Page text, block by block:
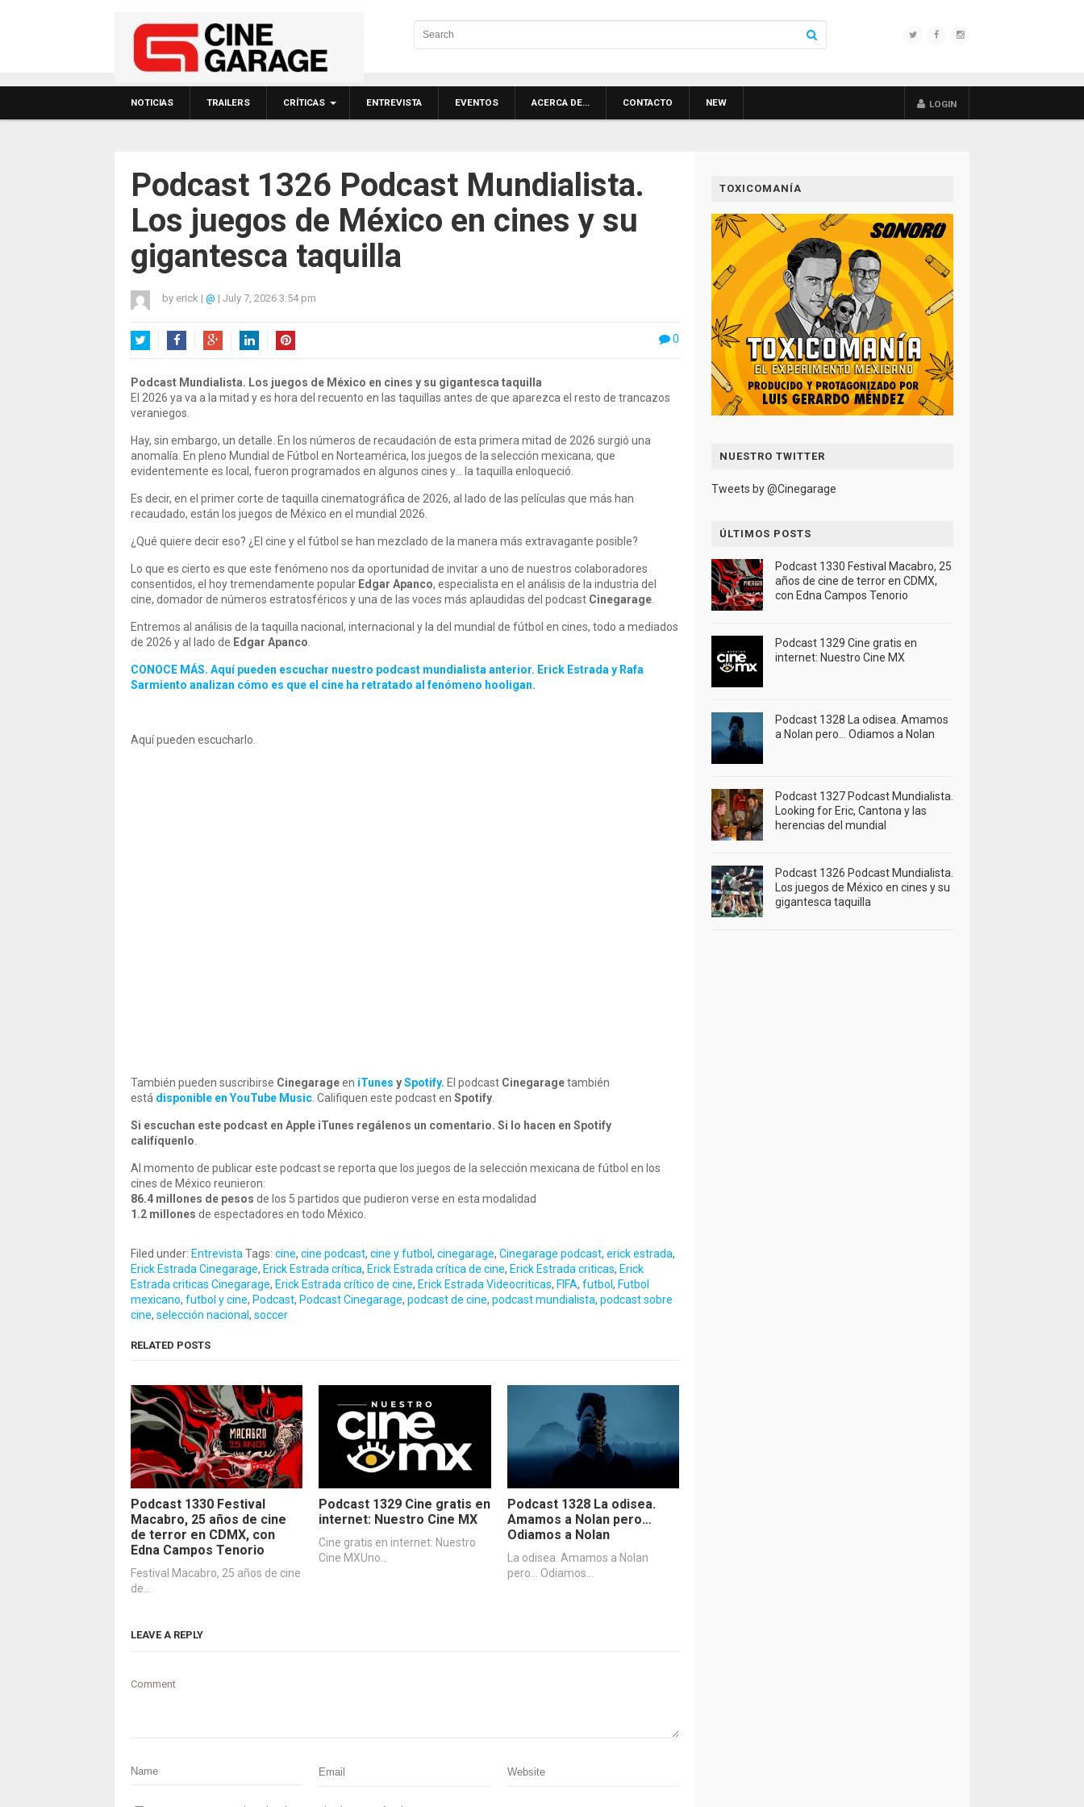
NOTICIAS TRAILERS CRÍTICAS ENTREVISTA EVENTOS ACERCA DE… CONTACTO NEW LOGIN
Podcast 1326 Podcast Mundialista.
Los juegos de México en cines y su
gigantesca taquilla
by erick | @ | July 7, 2026 3:54 pm
0
Podcast Mundialista. Los juegos de México en cines y su gigantesca taquilla
El 2026 ya va a la mitad y es hora del recuento en las taquillas antes de que aparezca el resto de trancazos
veraniegos.
Hay, sin embargo, un detalle. En los números de recaudación de esta primera mitad de 2026 surgió una
anomalía. En pleno Mundial de Fútbol en Norteamérica, los juegos de la selección mexicana, que
evidentemente es local, fueron programados en algunos cines y… la taquilla enloqueció.
Es decir, en el primer corte de taquilla cinematográfica de 2026, al lado de las películas que más han
recaudado, están los juegos de México en el mundial 2026.
¿Qué quiere decir eso? ¿El cine y el fútbol se han mezclado de la manera más extravagante posible?
Lo que es cierto es que este fenómeno nos da oportunidad de invitar a uno de nuestros colaboradores
consentidos, el hoy tremendamente popular Edgar Apanco, especialista en el análisis de la industria del
cine, domador de números estratosféricos y una de las voces más aplaudidas del podcast Cinegarage
Entremos al análisis de la taquilla nacional, internacional y la del mundial de fútbol en cines, todo a mediados
de 2026 y al lado de Edgar Apanco
CONOCE MÁS. Aquí pueden escuchar nuestro podcast mundialista anterior. Erick Estrada y Rafa
Sarmiento analizan cómo es que el cine ha retratado al fenómeno hooligan.
Aquí pueden escucharlo.
También pueden suscribirse Cinegarageen iTunes ySpotify. El podcast Cinegaragetambién
está disponible en YouTube Music . Califiquen este podcast en Spotify
Si escuchan este podcast en Apple iTunes regálenos un comentario. Si lo hacen en Spotify
califíquenlo
Al momento de publicar este podcast se reporta que los juegos de la selección mexicana de fútbol en los
cines de México reunieron:
86.4 millones de pesos de los 5 partidos que pudieron verse en esta modalidad
1.2 millones de espectadores en todo México.
Filed under: Entrevista Tags: cine, cine podcast, cine y futbol , cinegarage, Cinegarage podcast, erick estrada,
Erick Estrada Cinegarage, Erick Estrada crítica, Erick Estrada crítica de cine, Erick Estrada criticas, Erick
Estrada criticas Cinegarage, Erick Estrada crítico de cine, Erick Estrada Videocriticas, FIFA, futbol , Futbol
mexicano, futbol y cine, Podcast, Podcast Cinegarage, podcast de cine, podcast mundialista, podcast sobre
cine, selección nacional , soccer
RELATED POSTS
Podcast 1330 Festival
Macabro, 25 años de cine
de terror en CDMX, con
Edna Campos Tenorio
Festival Macabro, 25 años de cine
de…
Podcast 1329 Cine gratis en
internet: Nuestro Cine MX
Cine gratis en internet: Nuestro
Cine MXUno…
Podcast 1328 La odisea.
Amamos a Nolan pero…
Odiamos a Nolan
La odisea. Amamos a Nolan
pero… Odiamos…
LEAVE A REPLY
Comment
TOXICOMANÍA
NUESTRO TWITTER
Tweets by @Cinegarage
ÚLTIMOS POSTS
Podcast 1330 Festival Macabro, 25
años de cine de terror en CDMX,
con Edna Campos Tenorio
Podcast 1329 Cine gratis en
internet: Nuestro Cine MX
Podcast 1328 La odisea. Amamos
a Nolan pero… Odiamos a Nolan
Podcast 1327 Podcast Mundialista.
Looking for Eric, Cantona y las
herencias del mundial
Podcast 1326 Podcast Mundialista.
Los juegos de México en cines y su
gigantesca taquilla